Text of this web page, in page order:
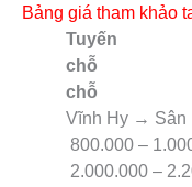
Bảng giá tham khảo
chỗ
chỗ
Vĩnh Hy → Sân
800.000 –
2.000.000 –